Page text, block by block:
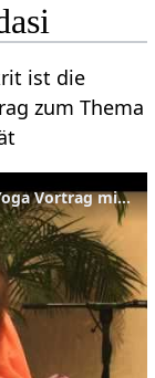
ist die
zum Thema
Yoga Talk with Narayani No 4 - Vierter Yoga Vortrag mit Narayani English-Deutsch Part 4 of 4